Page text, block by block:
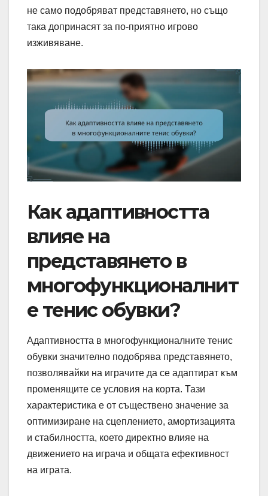
не само подобряват представянето, но също
така допринасят за по-приятно игрово
изживяване.
Как адаптивността
влияе на
представянето в
многофункционалнит
е тенис обувки?
Адаптивността в многофункционалните тенис
обувки значително подобрява представянето,
позволявайки на играчите да се адаптират към
променящите се условия на корта. Тази
характеристика е от съществено значение за
оптимизиране на сцеплението, амортизацията
и стабилността, което директно влияе на
движението на играча и общата ефективност
на играта.